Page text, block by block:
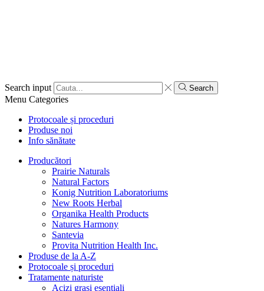
Search input Search
Menu Categories
Protocoale și proceduri
Produse noi
Info sănătate
Producători
Prairie Naturals
Natural Factors
Konig Nutrition Laboratoriums
New Roots Herbal
Organika Health Products
Natures Harmony
Santevia
Provita Nutrition Health Inc.
Produse de la A-Z
Protocoale și proceduri
Tratamente naturiste
Acizi grași esențiali